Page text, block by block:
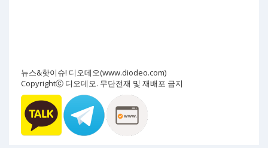
뉴스&핫이슈! 디오데오(www.diodeo.com)
Copyrightⓒ 디오데오. 무단전재 및 재배포 금지